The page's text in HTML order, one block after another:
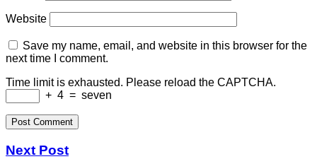
Website
Save my name, email, and website in this browser for the
next time I comment.
Time limit is exhausted. Please reload the CAPTCHA.
+ 4 = seven
Next Post